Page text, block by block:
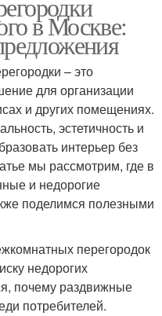
в Москве:
– это
для организации
и других помещениях.
эстетичность и
интерьер без
мы рассмотрим, где в
и недорогие
поделимся полезными
перегородок
недорогих
почему раздвижные
потребителей.